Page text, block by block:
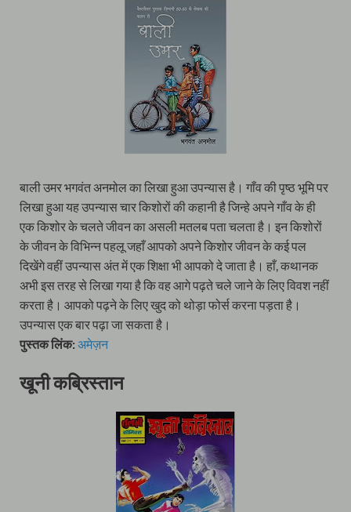
बाली उमर भगवंत अनमोल का लिखा हुआ उपन्यास है। गाँव की पृष्ठ भूमि पर
लिखा हुआ यह उपन्यास चार किशोरों की कहानी है जिन्हे अपने गाँव के ही
एक किशोर के चलते जीवन का असली मतलब पता चलता है। इन किशोरों
के जीवन के विभिन्न पहलू जहाँ आपको अपने किशोर जीवन के कई पल
दिखेंगे वहीं उपन्यास अंत में एक शिक्षा भी आपको दे जाता है। हाँ, कथानक
अभी इस तरह से लिखा गया है कि वह आगे पढ़ते चले जाने के लिए विवश नहीं
करता है। आपको पढ़ने के लिए खुद को थोड़ा फोर्स करना पड़ता है।
उपन्यास एक बार पढ़ा जा सकता है।
पुस्तक लिंक:अमेज़न
खूनी कब्रिस्तान